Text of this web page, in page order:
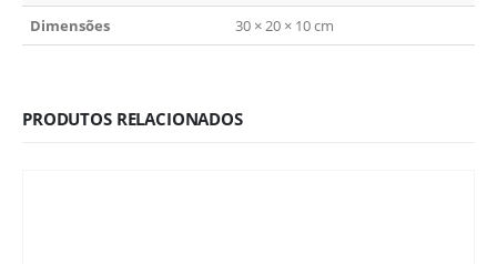
Dimensões
30 × 20 × 10 cm
PRODUTOS RELACIONADOS